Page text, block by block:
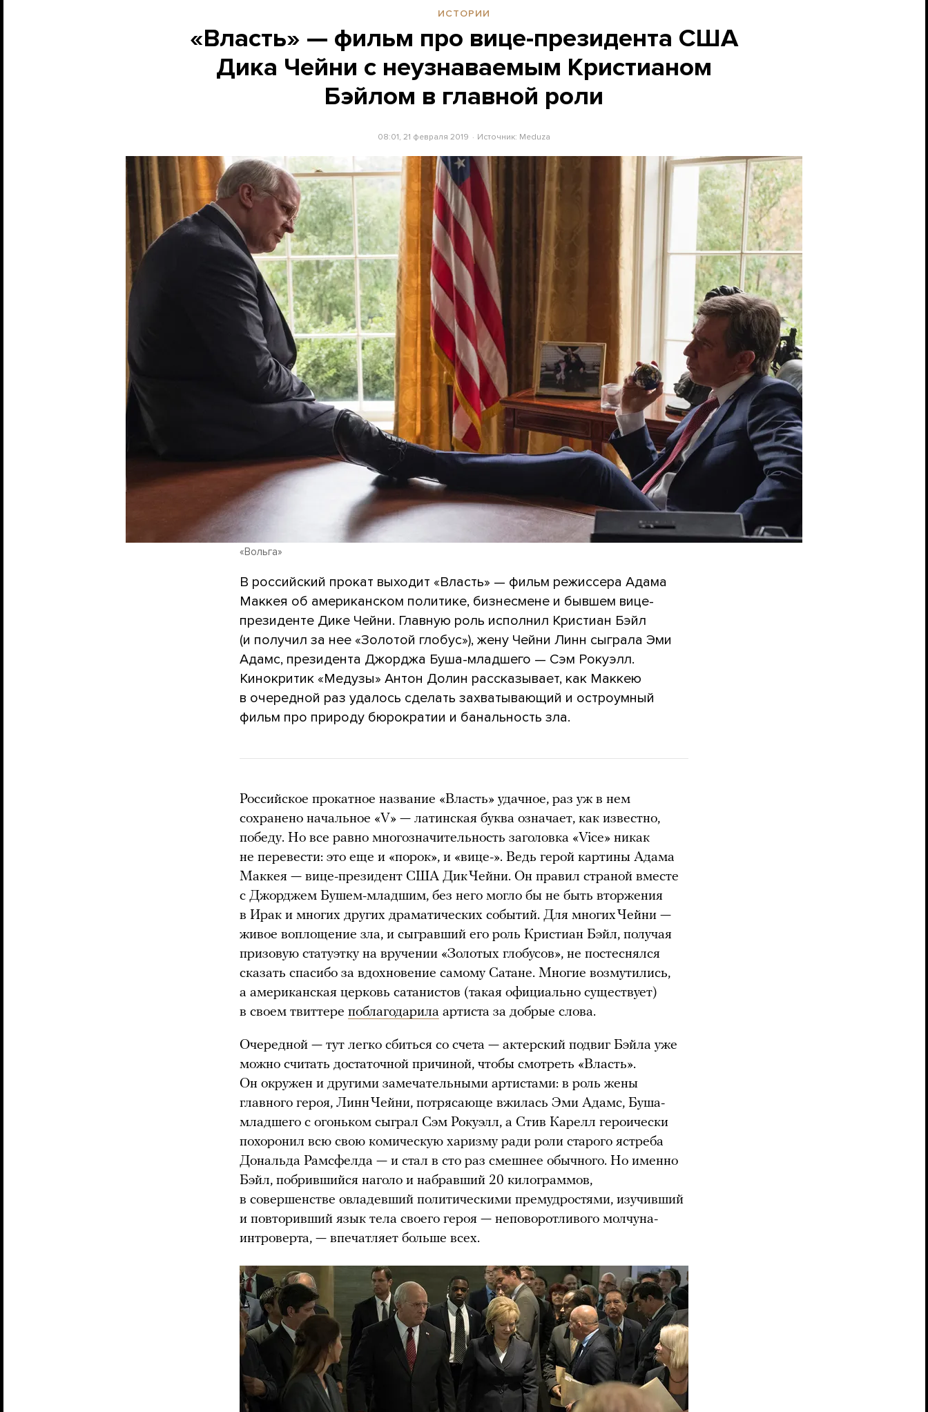
ИСТОРИИ
«Власть» — фильм про вице-президента США
Дика Чейни с неузнаваемым Кристианом
Бэйлом в главной роли
08:01, 21 февраля 2019 Источник: Meduza
«Вольга»
В российский прокат выходит «Власть» — фильм режиссера Адама
Маккея об американском политике, бизнесмене и бывшем вице-
президенте Дике Чейни. Главную роль исполнил Кристиан Бэйл
(и получил за нее «Золотой глобус»), жену Чейни Линн сыграла Эми
Адамс, президента Джорджа Буша-младшего — Сэм Рокуэлл.
Кинокритик «Медузы» Антон Долин рассказывает, как Маккею
в очередной раз удалось сделать захватывающий и остроумный
фильм про природу бюрократии и банальность зла.
Российское прокатное название «Власть» удачное, раз уж в нем
сохранено начальное «V» — латинская буква означает, как известно,
победу. Но все равно многозначительность заголовка «Vice» никак
не перевести: это еще и «порок», и «вице-». Ведь герой картины Адама
Маккея — вице-президент США Дик Чейни. Он правил страной вместе
с Джорджем Бушем-младшим, без него могло бы не быть вторжения
в Ирак и многих других драматических событий. Для многих Чейни —
живое воплощение зла, и сыгравший его роль Кристиан Бэйл, получая
призовую статуэтку на вручении «Золотых глобусов», не постеснялся
сказать спасибо за вдохновение самому Сатане. Многие возмутились,
а американская церковь сатанистов (такая официально существует)
в своем твиттере поблагодарила артиста за добрые слова.
Очередной — тут легко сбиться со счета — актерский подвиг Бэйла уже
можно считать достаточной причиной, чтобы смотреть «Власть».
Он окружен и другими замечательными артистами: в роль жены
главного героя, Линн Чейни, потрясающе вжилась Эми Адамс, Буша-
младшего с огоньком сыграл Сэм Рокуэлл, а Стив Карелл героически
похоронил всю свою комическую харизму ради роли старого ястреба
Дональда Рамсфелда — и стал в сто раз смешнее обычного. Но именно
Бэйл, побрившийся наголо и набравший 20 килограммов,
в совершенстве овладевший политическими премудростями, изучивший
и повторивший язык тела своего героя — неповоротливого молчуна-
интроверта, — впечатляет больше всех.